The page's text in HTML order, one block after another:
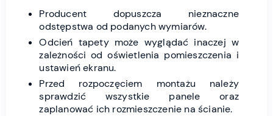
Producent dopuszcza nieznaczne
odstępstwa od podanych wymiarów.
Odcień tapety może wyglądać inaczej w
zależności od oświetlenia pomieszczenia i
ustawień ekranu.
Przed rozpoczęciem montażu należy
sprawdzić wszystkie panele oraz
zaplanować ich rozmieszczenie na ścianie.